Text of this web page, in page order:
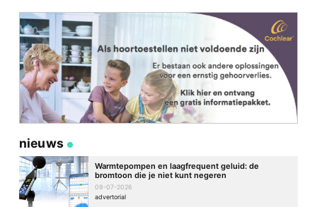
nieuws
Warmtepompen en laagfrequent geluid: de
bromtoon die je niet kunt negeren
09-07-2026
advertorial